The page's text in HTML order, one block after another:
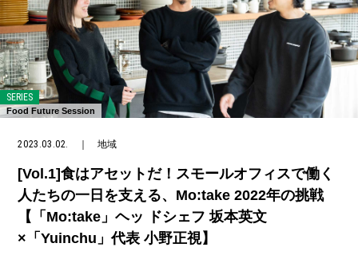
SERIES
Food Future Session
2023.03.02. ｜地域
[Vol.1]食はアセットだ！スモールオフィスで働く
人たちの一日を支える、Mo:take 2022年の挑戦
【「Mo:take」ヘッ ドシェフ 坂本英文
×「Yuinchu」代表 小野正視】